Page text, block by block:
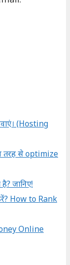
(Hosting
तरह से optimize
जानिए!
How to Rank
Online